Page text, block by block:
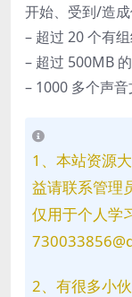
开始、受到/造
– 超过 20 个有
– 超过 500MB
– 1000 多个声
1、本站资源
益请联系管理
仅用于个人学
2、有很多小